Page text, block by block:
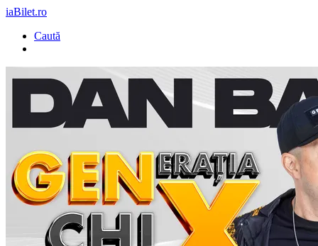
iaBilet.ro
Caută